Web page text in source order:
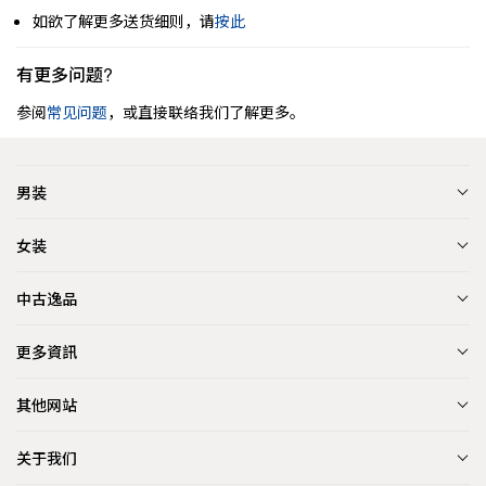
如欲了解更多送货细则，请按此
有更多问题?
参阅常见问题，或直接联络我们了解更多。
男装
女装
中古逸品
更多資訊
其他网站
关于我们